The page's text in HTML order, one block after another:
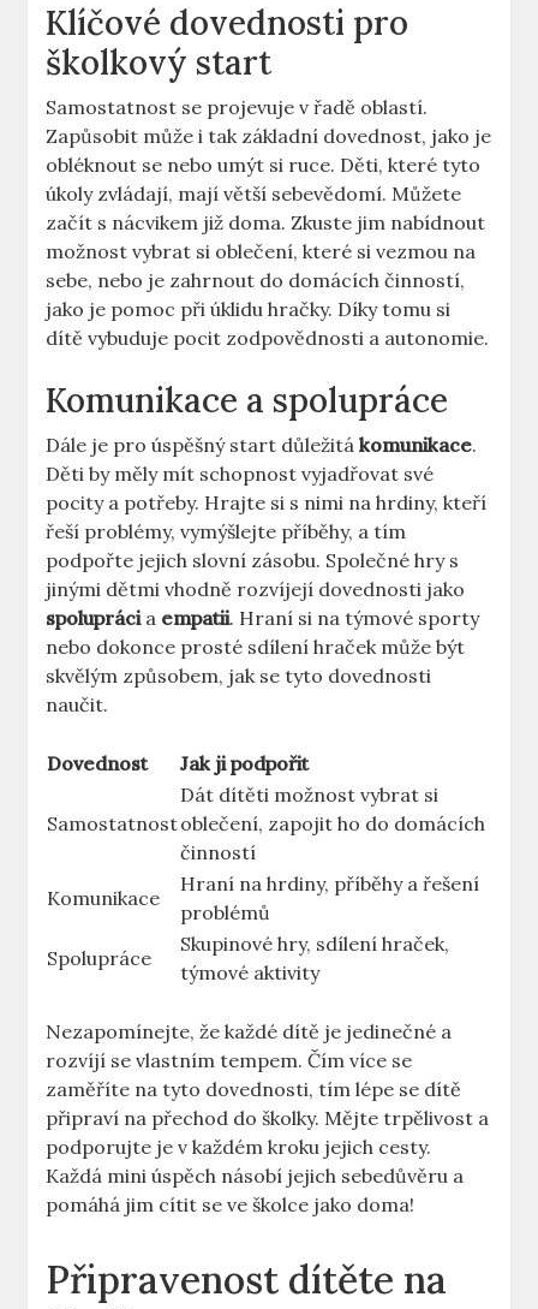
Klíčové dovednosti pro⁢
školkový start
Samostatnost se projevuje v řadě oblastí.
Zapůsobit může i tak základní dovednost, jako je
obléknout se nebo ‌umýt si ruce. Děti, které⁢ tyto
úkoly zvládají, mají větší sebevědomí. Můžete
začít s nácvikem již doma. ⁢Zkuste jim nabídnout
možnost vybrat si oblečení, které si vezmou na
sebe, nebo ⁢je zahrnout ⁣do ⁤domácích činností,
jako je pomoc ‍při úklidu hračky. Díky tomu si
dítě ⁤vybuduje pocit zodpovědnosti a autonomie.
Komunikace a spolupráce
Dále​ je pro úspěšný start důležitákomunikace.
Děti by⁣ měly mít schopnost ​vyjadřovat své
pocity ⁣a potřeby. Hrajte si s nimi ​na hrdiny, kteří
řeší problémy, vymýšlejte příběhy, a tím
podpořte jejich slovní zásobu. Společné ‌hry s
jinými⁤ dětmi vhodně ⁤rozvíjejí dovednosti jako
spoluprácia empatii. ⁤Hraní si na ⁢týmové sporty
nebo dokonce prosté sdílení‌ hraček může​ být
skvělým způsobem, jak se tyto dovednosti
naučit.
Dovednost Jak ji podpořit
Samostatnost
Dát dítěti možnost vybrat si
oblečení, ‍zapojit ⁢ho do domácích
činností
Komunikace
Hraní na hrdiny, příběhy​ a řešení
problémů
Spolupráce
Skupinové hry, sdílení hraček,
týmové aktivity
Nezapomínejte, že každé ⁣dítě ⁢je jedinečné a
rozvíjí se vlastním tempem. Čím více se
zaměříte na​ tyto dovednosti, tím lépe se dítě
připraví na přechod do ‌školky. Mějte trpělivost a
podporujte je ‌v​ každém kroku jejich cesty.
Každá mini úspěch ​násobí jejich sebedůvěru a
pomáhá jim cítit se⁤ ve ‍školce jako doma!
Připravenost dítěte na